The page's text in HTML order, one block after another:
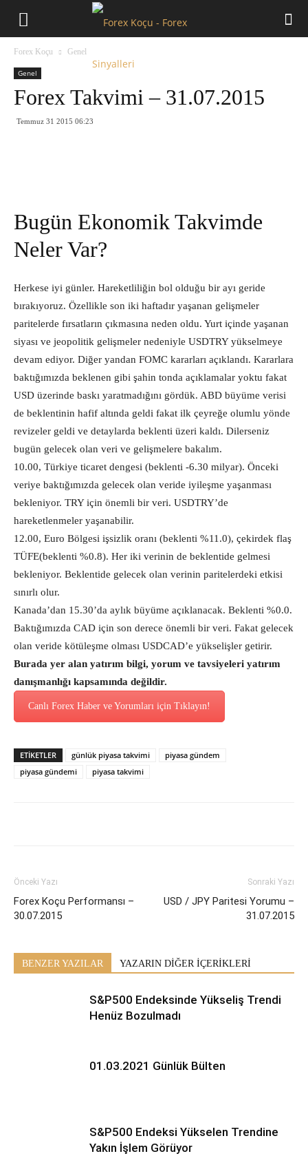
Forex Koçu Genel
Genel
Forex Takvimi – 31.07.2015
Temmuz 31 2015 06:23
Bugün Ekonomik Takvimde
Neler Var?
Herkese iyi günler. Hareketliliğin bol olduğu bir ayı geride
bırakıyoruz. Özellikle son iki haftadır yaşanan gelişmeler
paritelerde fırsatların çıkmasına neden oldu. Yurt içinde yaşanan
siyası ve jeopolitik gelişmeler nedeniyle USDTRY yükselmeye
devam ediyor. Diğer yandan FOMC kararları açıklandı. Kararlara
baktığımızda beklenen gibi şahin tonda açıklamalar yoktu fakat
USD üzerinde baskı yaratmadığını gördük. ABD büyüme verisi
de beklentinin hafif altında geldi fakat ilk çeyreğe olumlu yönde
revizeler geldi ve detaylarda beklenti üzeri kaldı. Dilerseniz
bugün gelecek olan veri ve gelişmelere bakalım.
10.00, Türkiye ticaret dengesi (beklenti -6.30 milyar). Önceki
veriye baktığımızda gelecek olan veride iyileşme yaşanması
bekleniyor. TRY için önemli bir veri. USDTRY’de
hareketlenmeler yaşanabilir.
12.00, Euro Bölgesi işsizlik oranı (beklenti %11.0), çekirdek flaş
TÜFE(beklenti %0.8). Her iki verinin de beklentide gelmesi
bekleniyor. Beklentide gelecek olan verinin paritelerdeki etkisi
sınırlı olur.
Kanada’dan 15.30’da aylık büyüme açıklanacak. Beklenti %0.0.
Baktığımızda CAD için son derece önemli bir veri. Fakat gelecek
olan veride kötüleşme olması USDCAD’e yükselişler getirir.
Burada yer alan yatırım bilgi, yorum ve tavsiyeleri yatırım
danışmanlığı kapsamında değildir.
Canlı Forex Haber ve Yorumları için Tıklayın!
ETİKETLER günlük piyasa takvimi
piyasa gündem
piyasa gündemi
piyasa takvimi
Önceki Yazı
Forex Koçu Performansı –
30.07.2015
Sonraki Yazı
USD / JPY Paritesi Yorumu –
31.07.2015
BENZER YAZILAR YAZARIN DİĞER İÇERİKLERİ
S&P500 Endeksinde Yükseliş Trendi
Henüz Bozulmadı
01.03.2021 Günlük Bülten
S&P500 Endeksi Yükselen Trendine
Yakın İşlem Görüyor